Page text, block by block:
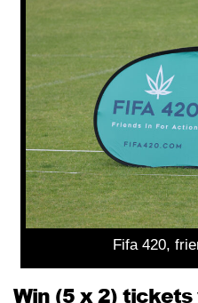
Fifa 420,
Win (5 x 2) tickets